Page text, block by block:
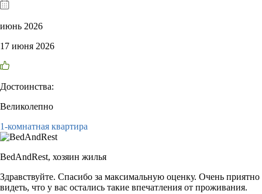
июнь 2026
17 июня 2026
Достоинства:
Великолепно
1-комнатная квартира
BedAndRest, хозяин жилья
Здравствуйте. Спасибо за максимальную оценку. Очень приятно
видеть, что у вас остались такие впечатления от проживания.